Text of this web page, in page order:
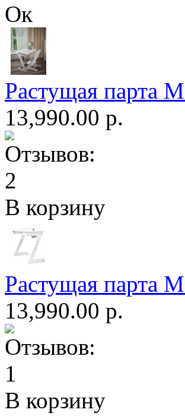
Ок
Растущая парта
13,990.00 р.
В корзину
Растущая парта
13,990.00 р.
В корзину